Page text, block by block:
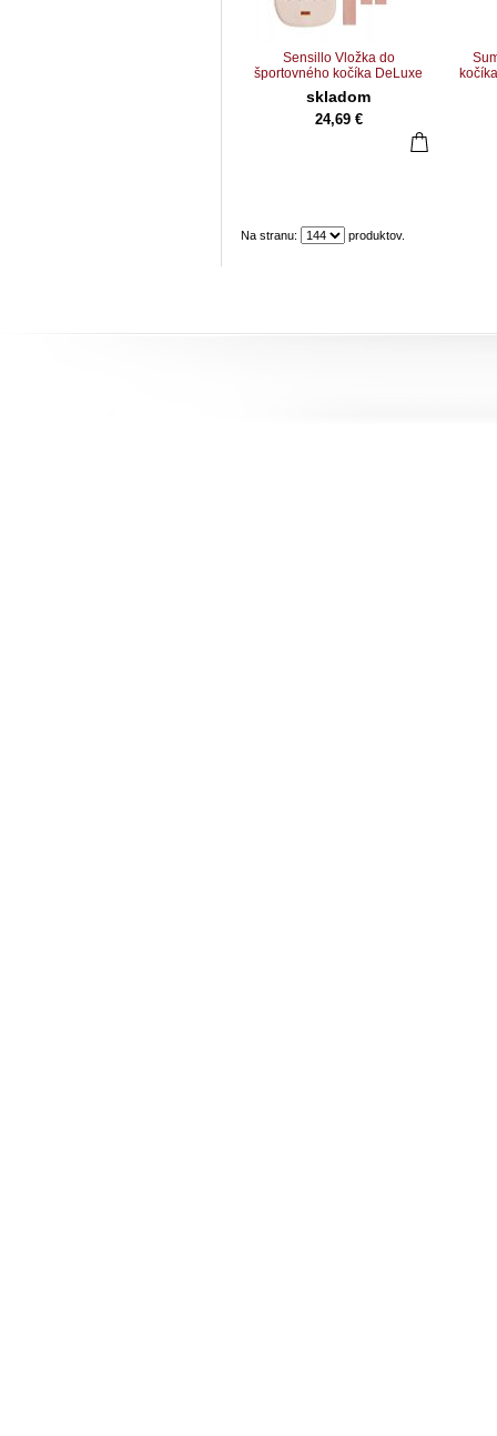
Sensillo Vložka do
športovného kočíka DeLuxe
Velvet hojdací koník
skladom
24,69 €
Na stranu: produktov.